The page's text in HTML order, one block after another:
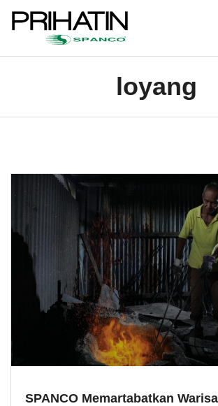
loyang
SPANCO Memartabatkan